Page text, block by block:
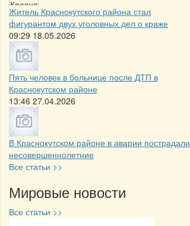
Житель Краснокутского района стал
фигурантом двух уголовных дел о краже
09:29 18.05.2026
Пять человек в больнице после ДТП в
Краснокутском районе
13:46 27.04.2026
В Краснокутском районе в аварии пострадали
несовершеннолетние
Все статьи >>
Мировые новости
Все статьи >>